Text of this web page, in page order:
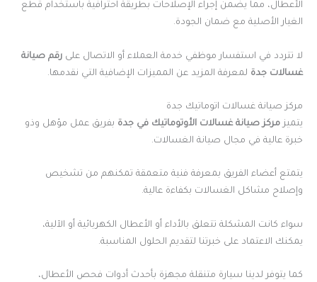
الأعطال، مما يضمن إجراء الإصلاحات بطريقة احترافية باستخدام قطع
الغيار الأصلية مع ضمان الجودة.
لا تتردد في استفسار موظفي خدمة العملاء أو الاتصال على رقم صيانة
غسالات جدة لمعرفة المزيد عن المميزات الإضافية التي نقدمها.
مركز صيانة غسالات اتوماتيك جدة
يتميز مركز صيانة غسالات الأوتوماتيك في جدة بفريق عمل مؤهل وذو
خبرة عالية في مجال صيانة الغسالات.
يتمتع أعضاء الفريق بمعرفة فنية متعمقة تمكنهم من تشخيص
وإصلاح مشاكل الغسالات بكفاءة عالية.
سواء كانت المشكلة تتعلق بالأداء أو الأعطال الكهربائية أو الآلية،
يمكنك الاعتماد على خبرتنا لتقديم الحلول المناسبة.
كما يتوفر لدينا سيارة متنقلة مجهزة بأحدث أدوات فحص الأعطال،